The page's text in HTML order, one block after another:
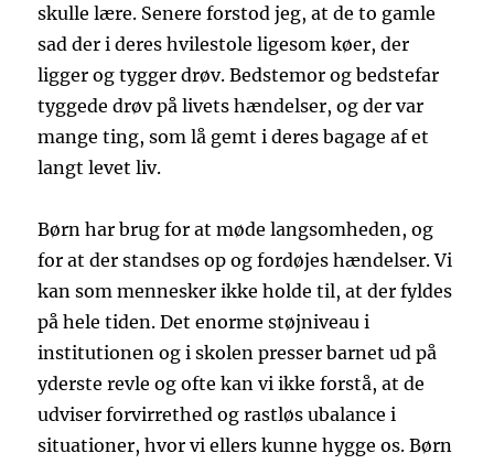
skulle lære. Senere forstod jeg, at de to gamle
sad der i deres hvilestole ligesom køer, der
ligger og tygger drøv. Bedstemor og bedstefar
tyggede drøv på livets hændelser, og der var
mange ting, som lå gemt i deres bagage af et
langt levet liv.
Børn har brug for at møde langsomheden, og
for at der standses op og fordøjes hændelser. Vi
kan som mennesker ikke holde til, at der fyldes
på hele tiden. Det enorme støjniveau i
institutionen og i skolen presser barnet ud på
yderste revle og ofte kan vi ikke forstå, at de
udviser forvirrethed og rastløs ubalance i
situationer, hvor vi ellers kunne hygge os. Børn